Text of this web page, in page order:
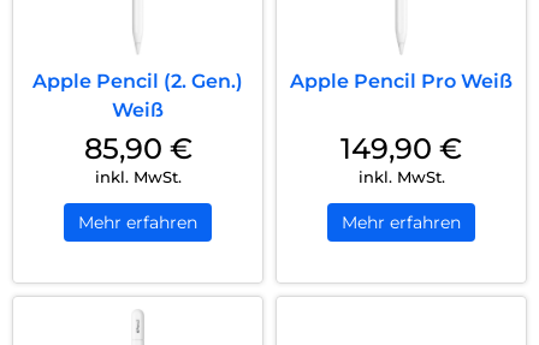
Apple Pencil (2. Gen.)
Weiß
85,90 €
inkl. MwSt.
Mehr erfahren
Apple Pencil Pro Weiß
149,90 €
inkl. MwSt.
Mehr erfahren